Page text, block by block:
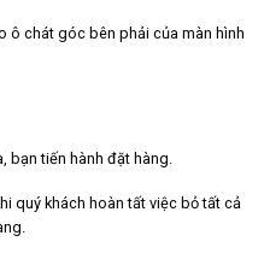
ô chát góc bên phải của màn hình
bạn tiến hành đặt hàng.
quý khách hoàn tất việc bỏ tất cả